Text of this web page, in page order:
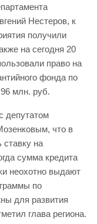
Нестеров, к
получили
на сегодня 20
право на
фонда по
млн. руб.
депутатом
что в
на
сумма кредита
неохотно выдают
по
для развития
глава региона.